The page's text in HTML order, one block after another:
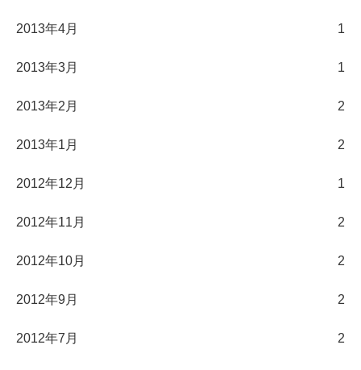
2013年4月 1
2013年3月 1
2013年2月 2
2013年1月 2
2012年12月 1
2012年11月 2
2012年10月 2
2012年9月 2
2012年7月 2